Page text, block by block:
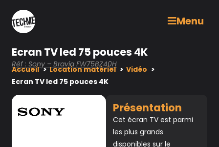
Menu
Ecran TV led 75 pouces 4K
Réf : Sony – Bravia FW75BZ40H
Accueil Location matériel
Vidéo
Ecran TV led 75 pouces 4K
Présentation
Cet écran TV est parmi
les plus grands
disponibles sur le